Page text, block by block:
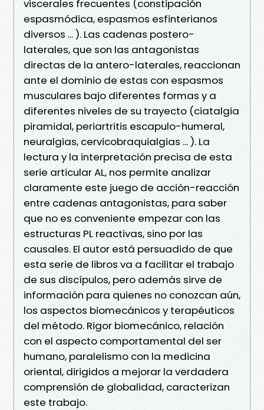
viscerales frecuentes (constipación
espasmódica, espasmos esfinterianos
diversos ... ). Las cadenas postero-
laterales, que son las antagonistas
directas de la antero-laterales, reaccionan
ante el dominio de estas con espasmos
musculares bajo diferentes formas y a
diferentes niveles de su trayecto (ciatalgia
piramidal, periartritis escapulo-humeral,
neuralgias, cervicobraquialgias ... ). La
lectura y la interpretación precisa de esta
serie articular AL, nos permite analizar
claramente este juego de acción-reacción
entre cadenas antagonistas, para saber
que no es conveniente empezar con las
estructuras PL reactivas, sino por las
causales. El autor está persuadido de que
esta serie de libros va a facilitar el trabajo
de sus discípulos, pero además sirve de
información para quienes no conozcan aún,
los aspectos biomecánicos y terapéuticos
del método. Rigor biomecánico, relación
con el aspecto comportamental del ser
humano, paralelismo con la medicina
oriental, dirigidos a mejorar la verdadera
comprensión de globalidad, caracterizan
este trabajo.